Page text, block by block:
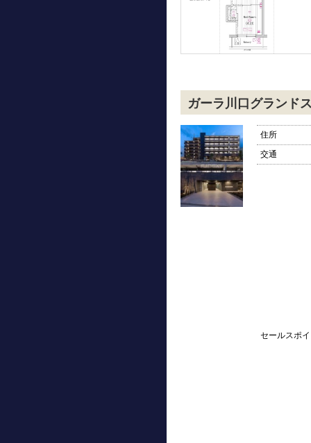
ガーラ川口グランド
住所
交通
セールスポ